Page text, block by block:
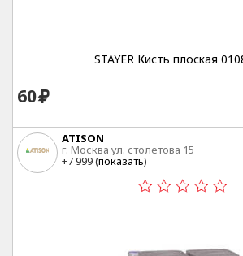
STAYER Кисть плоская
60
ATISON
г. Москва ул. столетова 15
+7 999 (показать)